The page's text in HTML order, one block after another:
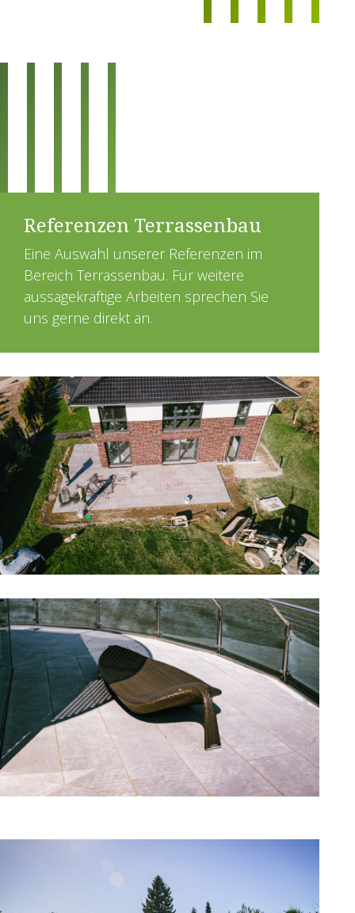
Referenzen Terrassenbau
Eine Auswahl unserer Referenzen im
Bereich Terrassenbau. Für weitere
aussagekräftige Arbeiten sprechen Sie
uns gerne direkt an.